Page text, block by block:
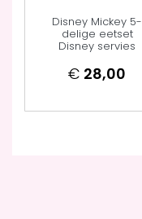
Disney Mickey 5-
delige eetset
Disney servies
€ 28,00